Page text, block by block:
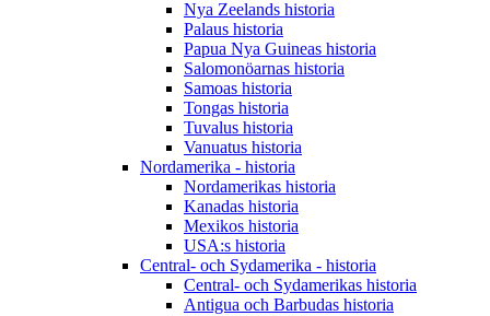
Nya Zeelands historia
Palaus historia
Papua Nya Guineas historia
Salomonöarnas historia
Samoas historia
Tongas historia
Tuvalus historia
Vanuatus historia
Nordamerika - historia
Nordamerikas historia
Kanadas historia
Mexikos historia
USA:s historia
Central- och Sydamerika - historia
Central- och Sydamerikas historia
Antigua och Barbudas historia